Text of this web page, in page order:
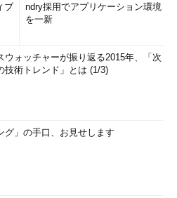
ブ
ndry採用でアプリケーション環境
を一新
ウォッチャーが振り返る2015年、「次
技術トレンド」とは (1/3)
グ」の手口、お見せします